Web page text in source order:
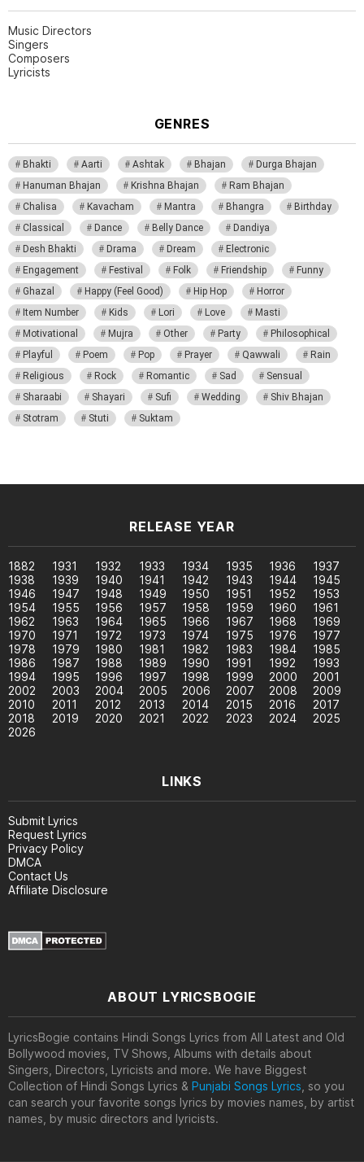
Music Directors
Singers
Composers
Lyricists
GENRES
Bhakti Aarti Ashtak Bhajan
Durga Bhajan
Hanuman Bhajan
Krishna Bhajan
Ram Bhajan
Chalisa
Kavacham Mantra Bhangra
Birthday
Classical
Dance Belly Dance
Dandiya
Desh Bhakti
Drama Dream
Electronic
Engagement
Festival Folk Friendship
Funny
Ghazal
Happy (Feel Good) Hip Hop
Horror
Item Number
Kids Lori Love
Masti
Motivational
Mujra Other Party
Philosophical
Playful
Poem Pop Prayer Qawwali
Rain
Religious
Rock Romantic Sad
Sensual
Sharaabi
Shayari Sufi Wedding
Shiv Bhajan
Stotram
Stuti Suktam
RELEASE YEAR
1882 1931 1932 1933 1934 1935 1936
1937
1938
1939 1940 1941 1942 1943 1944
1945
1946
1947 1948 1949 1950 1951 1952
1953
1954
1955 1956 1957 1958 1959 1960
1961
1962
1963 1964 1965 1966 1967 1968
1969
1970
1971 1972 1973 1974 1975 1976
1977
1978
1979 1980 1981 1982 1983 1984
1985
1986
1987 1988 1989 1990 1991 1992
1993
1994
1995 1996 1997 1998 1999 2000
2001
2002
2003 2004 2005 2006 2007 2008
2009
2010
2011 2012 2013 2014 2015 2016
2017
2018
2019 2020 2021 2022 2023 2024
2025
2026
LINKS
Submit Lyrics
Request Lyrics
Privacy Policy
DMCA
Contact Us
Affiliate Disclosure
ABOUT LYRICSBOGIE
LyricsBogie contains Hindi Songs Lyrics from All Latest and Old
Bollywood movies, TV Shows, Albums with details about
Singers, Directors, Lyricists and more. We have Biggest
Collection of Hindi Songs Lyrics & Punjabi Songs Lyrics , so you
can search your favorite songs lyrics by movies names, by artist
names, by music directors and lyricists.